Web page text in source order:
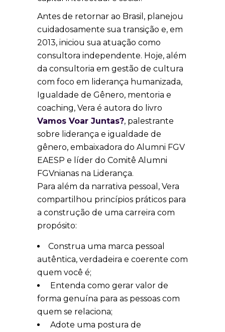
Antes de retornar ao Brasil, planejou
cuidadosamente sua transição e, em
2013, iniciou sua atuação como
consultora independente. Hoje, além
da consultoria em gestão de cultura
com foco em liderança humanizada,
Igualdade de Gênero, mentoria e
coaching, Vera é autora do livro
Vamos Voar Juntas?, palestrante
sobre liderança e igualdade de
gênero, embaixadora do Alumni FGV
EAESP e líder do Comitê Alumni
FGVnianas na Liderança.
Para além da narrativa pessoal, Vera
compartilhou princípios práticos para
a construção de uma carreira com
propósito:
Construa uma marca pessoal
autêntica, verdadeira e coerente com
quem você é;
⁠Entenda como gerar valor de
forma genuína para as pessoas com
quem se relaciona;
⁠Adote uma postura de